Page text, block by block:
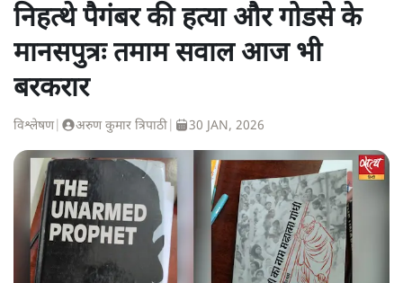
निहत्थे पैगंबर की हत्या और गोडसे के
मानसपुत्रः तमाम सवाल आज भी
बरकरार
विश्लेषण| अरुण कुमार त्रिपाठी 30 JAN, 2026